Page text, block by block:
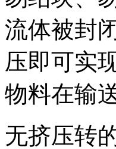
流体被封
压即可实
物料在输
无挤压转